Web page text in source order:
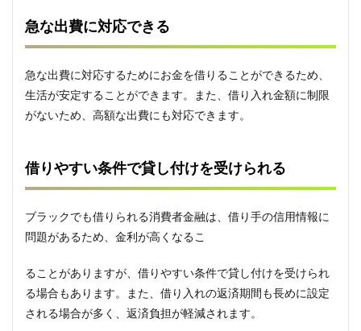
ブラ
借り
られ
る消
費者
ット
金利
い
3.2
すぎ
に注
急な出費に対応できる
急な出費に対応するためにお金を借りることができるため、
生活が安定することができます。また、借り入れ金額に制限
がないため、高額な出費にも対応できます。
借りやすい条件で貸し付けを受けられる
ブラックでも借りられる消費者金融は、借り手の信用情報に
問題があるため、金利が高くなるこ
ることがありますが、借りやすい条件で貸し付けを受けられ
る場合もあります。また、借り入れの返済期間も長めに設定
される場合が多く、返済負担が軽減されます。